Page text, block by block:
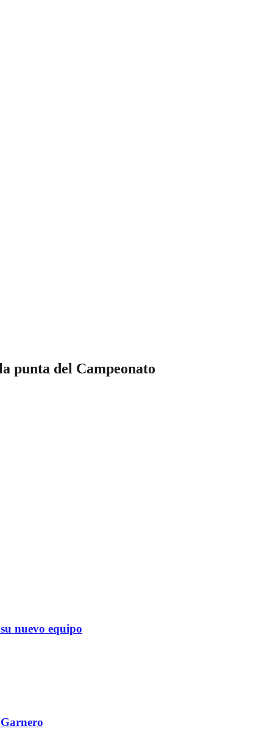
punta del Campeonato
nuevo equipo